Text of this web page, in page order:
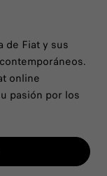
de Fiat y sus
online
pasión por los